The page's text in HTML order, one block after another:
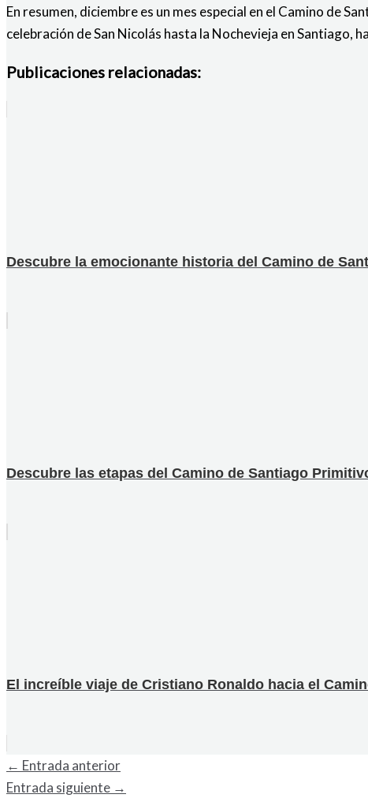
En resumen, diciembre es un mes especial en el Camino de
celebración de San Nicolás hasta la Nochevieja en Santiago,
Publicaciones relacionadas:
Descubre la emocionante historia del Camino de
Descubre las etapas del Camino de Santiago
El increíble viaje de Cristiano Ronaldo hacia el
← Entrada anterior
Entrada siguiente →